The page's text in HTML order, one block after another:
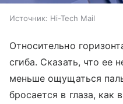
Источник: Hi-Tech Mail
Относительно
сгиба. Сказать, что ее
меньше ощущаться
бросается в глаза, как